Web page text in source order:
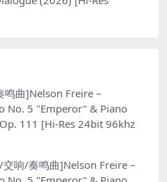
鸣曲]Nelson Freire –
No. 5 "Emperor" & Piano
111 [Hi-Res 24bit 96khz
交响/奏鸣曲]Nelson Freire –